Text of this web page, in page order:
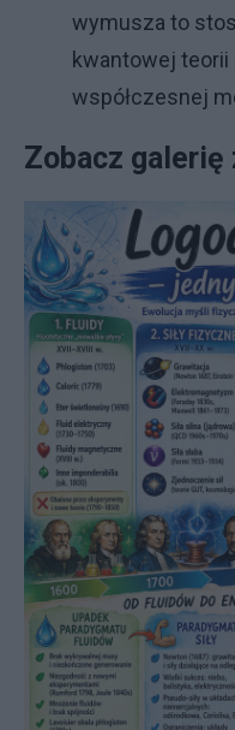
wymusza to
kwantowej
współczesnej
Zobacz galerię